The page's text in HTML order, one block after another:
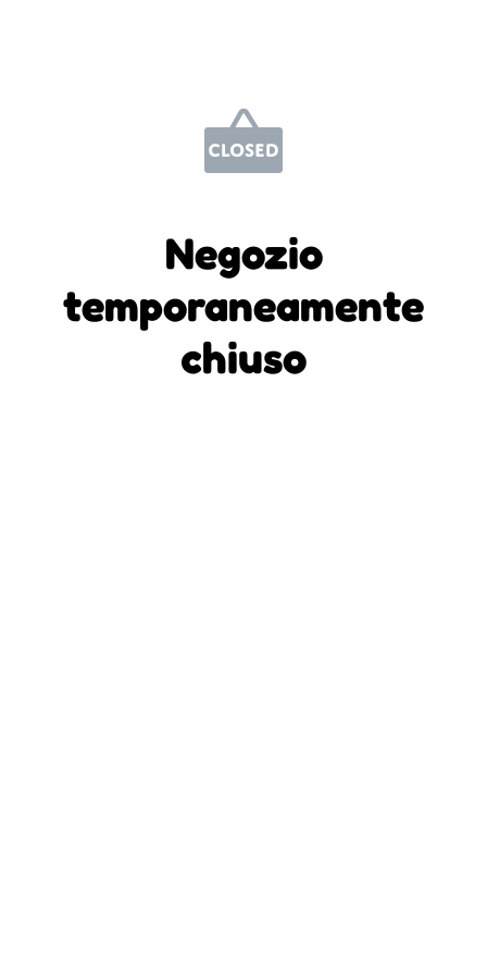
Negozio
temporaneamente
chiuso